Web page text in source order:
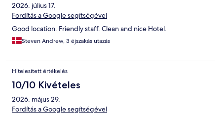
2026. július 17.
Fordítás a Google segítségével
Good location. Friendly staff. Clean and nice Hotel.
Steven Andrew, 3 éjszakás utazás
Hitelesített értékelés
10/10 Kivételes
2026. május 29.
Fordítás a Google segítségével